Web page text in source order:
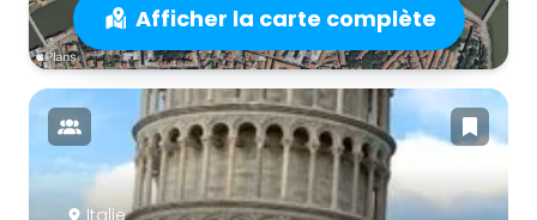
Afficher la carte complète